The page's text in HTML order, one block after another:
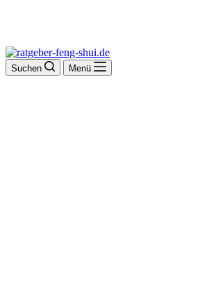
Suchen Menü